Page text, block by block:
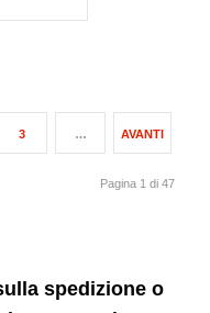
3 … AVANTI
Pagina 1 di 47
spedizione o